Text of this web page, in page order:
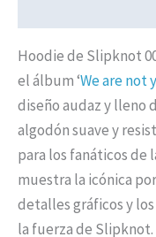
Hoodie de Slipknot
el álbum ‘We are not
diseño audaz y lleno
algodón suave y
para los fanáticos de
muestra la icónica
detalles gráficos y
la fuerza de